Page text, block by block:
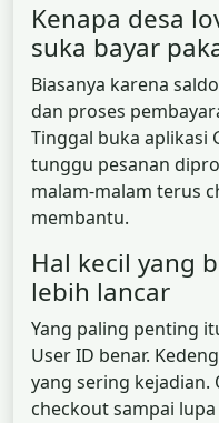
Kenapa desa
suka bayar
Biasanya karena
dan proses
Tinggal buka aplikasi
tunggu pesanan
malam-malam terus
membantu.
Hal kecil yang
lebih lancar
Yang paling penting
User ID benar.
yang sering
checkout sampai